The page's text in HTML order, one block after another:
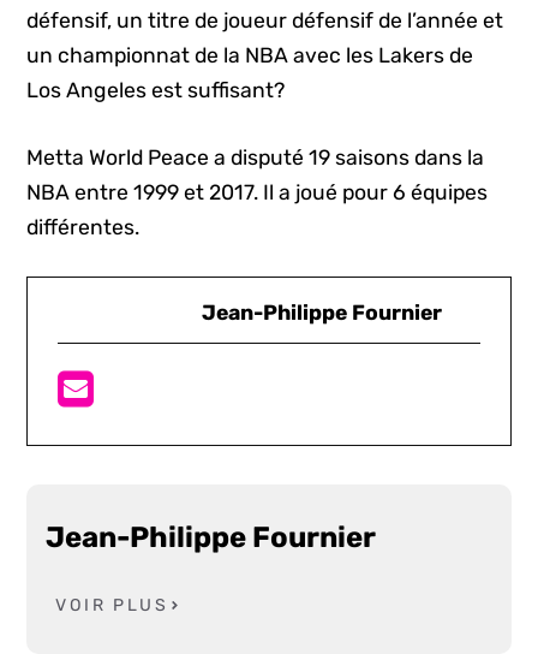
défensif, un titre de joueur défensif de l’année et
un championnat de la NBA avec les Lakers de
Los Angeles est suffisant?
Metta World Peace a disputé 19 saisons dans la
NBA entre 1999 et 2017. Il a joué pour 6 équipes
différentes.
Jean-Philippe Fournier
Jean-Philippe Fournier
VOIR PLUS